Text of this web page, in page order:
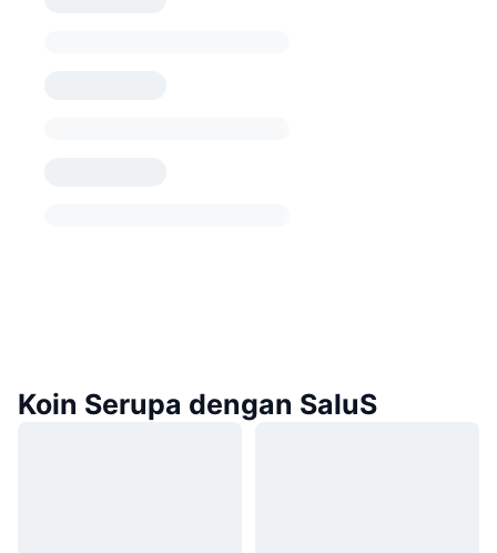
Koin Serupa dengan SaluS